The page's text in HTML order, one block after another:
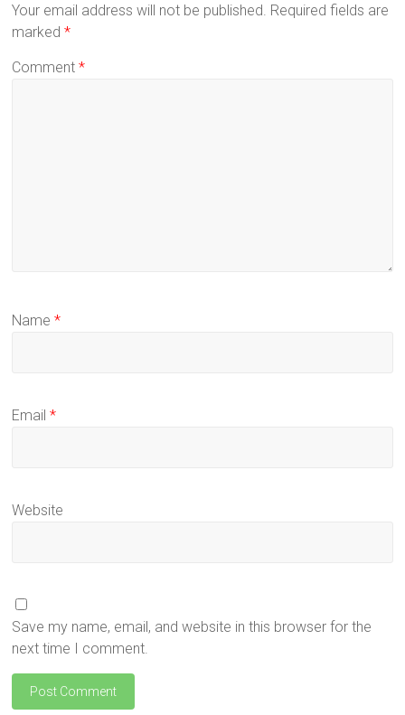
Your email address will not be published. Required fields are
marked*
Comment*
Name*
Email*
Website
Save my name, email, and website in this browser for the
next time I comment.